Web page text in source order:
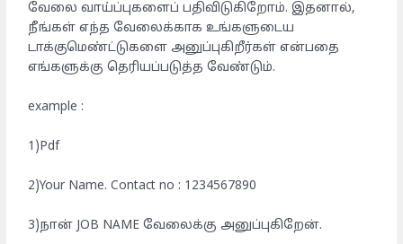
வேலை வாய்ப்புகளைப் பதிவிடுகிறோம். இதனால்,
நீங்கள் எந்த வேலைக்காக உங்களுடைய
டாக்குமெண்ட்டுகளை அனுப்புகிறீர்கள் என்பதை
எங்களுக்கு தெரியப்படுத்த வேண்டும்.
example :
1)Pdf
2)Your Name. Contact no : 1234567890
3)நான் JOB NAME வேலைக்கு அனுப்புகிறேன்.